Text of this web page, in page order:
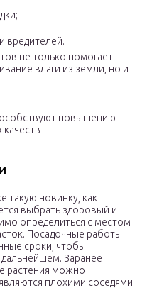
вредителей.
не только помогает
влаги из земли, но и
повышению
качеств
такую новинку, как
выбрать здоровый и
определиться с местом
Посадочные работы
сроки, чтобы
Заранее
растения можно
плохими соседями